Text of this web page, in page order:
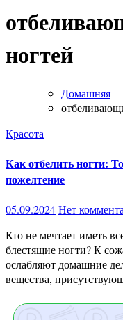
ногтей
Домашняя
Красота
Как отбелить ногти:
пожелтение
05.09.2024Нет
Кто не мечтает иметь всегда ухоженные, элегантные и
блестящие ногти? К
ослабляют домашние
вещества,